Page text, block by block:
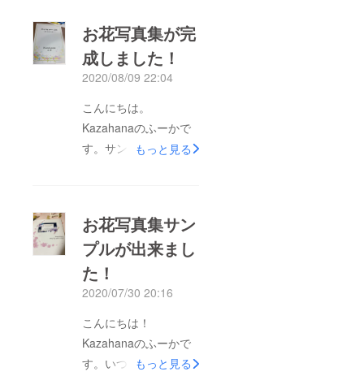
お花写真集が完
成しました！
2020/08/09 22:04
こんにちは。
Kazahanaのふーかで
す。サンプルから少し
開しましたのでぜひご
覧くださいお花写真集
完成です！！
https://youtu.be/vQsC
Kazahanaをよろしく
お願いします。
もっと見る
お花写真集サン
プルが出来まし
た！
2020/07/30 20:16
こんにちは！
Kazahanaのふーかで
す。いつもご支援あり
もっと見る